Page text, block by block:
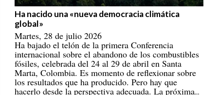
Ha nacido una «nueva democracia climática
global»
Martes, 28 de julio 2026
Ha bajado el telón de la primera Conferencia
internacional sobre el abandono de los combustibles
fósiles, celebrada del 24 al 29 de abril en Santa
Marta, Colombia. Es momento de reflexionar sobre
los resultados que ha producido. Pero hay que
hacerlo desde la perspectiva adecuada. La próxima